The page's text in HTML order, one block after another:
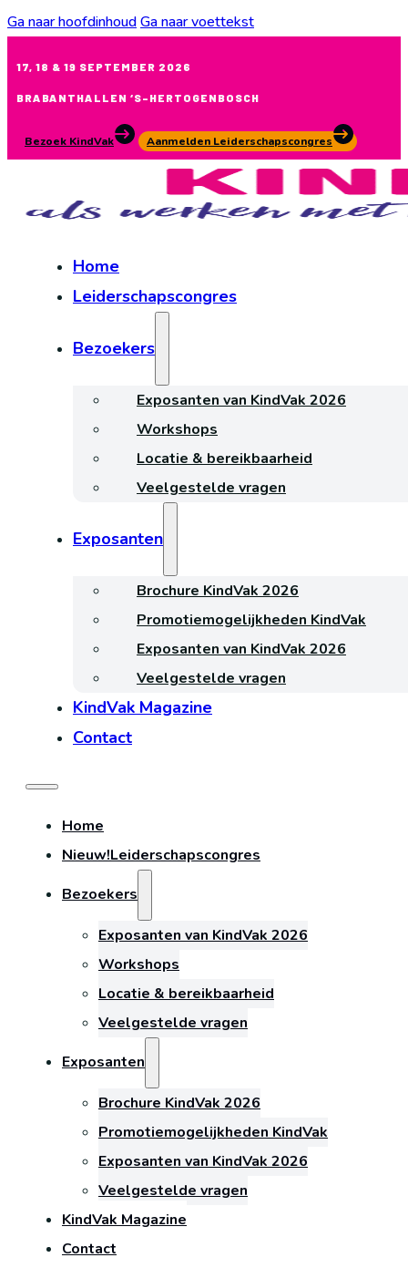
Ga naar hoofdinhoudGa naar voettekst
17, 18 & 19 SEPTEMBER 2026
BRABANTHALLEN ‘S-HERTOGENBOSCH
Bezoek KindVak Aanmelden Leiderschapscongres
Home
Leiderschapscongres
Bezoekers
Exposanten van KindVak 2026
Workshops
Locatie & bereikbaarheid
Veelgestelde vragen
Exposanten
Brochure KindVak 2026
Promotiemogelijkheden KindVak
Exposanten van KindVak 2026
Veelgestelde vragen
KindVak Magazine
Contact
Home
Nieuw!Leiderschapscongres
Bezoekers
Exposanten van KindVak 2026
Workshops
Locatie & bereikbaarheid
Veelgestelde vragen
Exposanten
Brochure KindVak 2026
Promotiemogelijkheden KindVak
Exposanten van KindVak 2026
Veelgestelde vragen
KindVak Magazine
Contact